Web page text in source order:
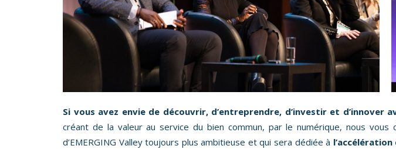
Si vous avez envie de découvrir, d’entreprendre, d’investir et d’innover
créant de la valeur au service du bien commun, par le numérique, nous vous
d’EMERGING Valley toujours plus ambitieuse et qui sera dédiée à